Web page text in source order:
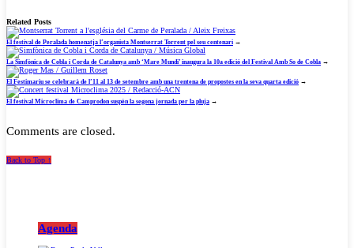
Related Posts
El festival de Peralada homenatja l’organista Montserrat Torrent pel seu centenari →
La Simfònica de Cobla i Corda de Catalunya amb ‘Mare Mundi’ inaugura la 10a edició del Festival Amb So de Cobla →
El Festimariu se celebrarà de l’11 al 13 de setembre amb una trentena de propostes en la seva quarta edició →
El festival Microclima de Camprodon suspèn la segona jornada per la pluja →
Comments are closed.
Back to Top ↑
Agenda